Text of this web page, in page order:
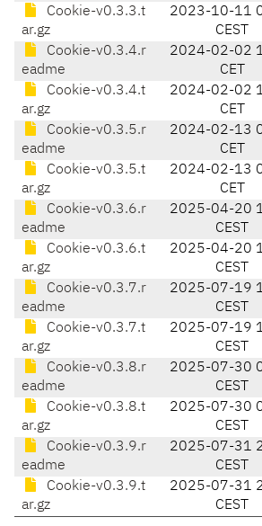
Cookie-v0.3.3.t
ar.gz
2023-10-11
CEST
Cookie-v0.3.4.r
eadme
2024-02-02
CET
Cookie-v0.3.4.t
ar.gz
2024-02-02
CET
Cookie-v0.3.5.r
eadme
2024-02-13
CET
Cookie-v0.3.5.t
ar.gz
2024-02-13
CET
Cookie-v0.3.6.r
eadme
2025-04-20
CEST
Cookie-v0.3.6.t
ar.gz
2025-04-20
CEST
Cookie-v0.3.7.r
eadme
2025-07-19
CEST
Cookie-v0.3.7.t
ar.gz
2025-07-19
CEST
Cookie-v0.3.8.r
eadme
2025-07-30
CEST
Cookie-v0.3.8.t
ar.gz
2025-07-30
CEST
Cookie-v0.3.9.r
eadme
2025-07-31
CEST
Cookie-v0.3.9.t
ar.gz
2025-07-31
CEST